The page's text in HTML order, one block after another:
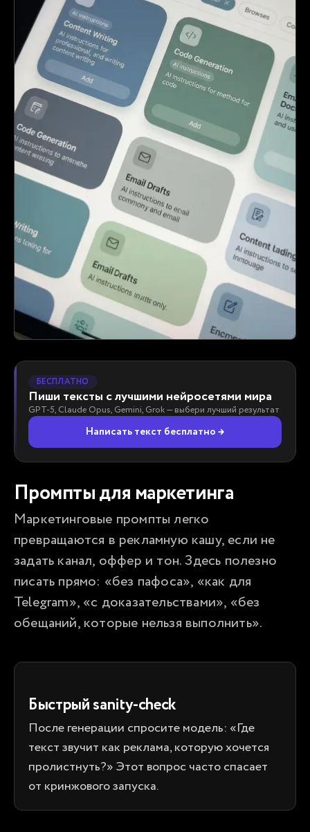
БЕСПЛАТНО
Пиши тексты с лучшими нейросетями мира
GPT-5, Claude Opus, Gemini, Grok — выбери лучший результат
Написать текст бесплатно →
Промпты для маркетинга
Маркетинговые промпты легко
превращаются в рекламную кашу, если не
задать канал, оффер и тон. Здесь полезно
писать прямо: «без пафоса», «как для
Telegram», «с доказательствами», «без
обещаний, которые нельзя выполнить».
Быстрый sanity-check
После генерации спросите модель: «Где
текст звучит как реклама, которую хочется
пролистнуть?» Этот вопрос часто спасает
от кринжового запуска.